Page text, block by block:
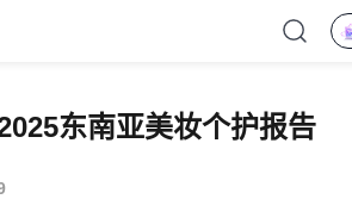
东南亚美妆个护报告